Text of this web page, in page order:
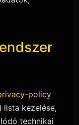
policy
lista kezelése,
technikai